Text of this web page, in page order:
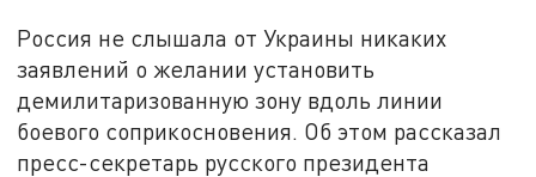
Россия не слышала от Украины никаких
заявлений о желании установить
демилитаризованную зону вдоль линии
боевого соприкосновения. Об этом рассказал
пресс-секретарь русского президента